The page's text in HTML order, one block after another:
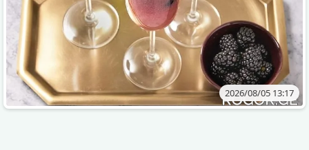
2026/08/05 13:17